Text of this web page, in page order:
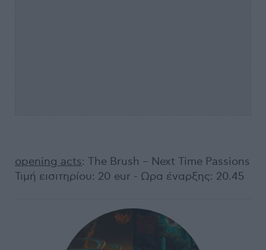
opening acts: The Brush – Next Time Passions
Τιμή εισιτηρίου: 20 eur - Ωρα έναρξης: 20.45